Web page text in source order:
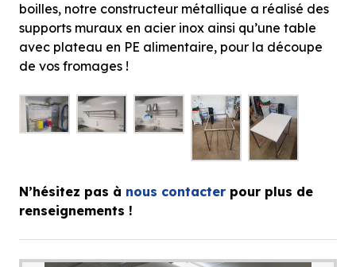
boilles, notre constructeur métallique a réalisé des
supports muraux en acier inox ainsi qu’une table
avec plateau en PE alimentaire, pour la découpe
de vos fromages !
N’hésitez pas à nous contacter pour plus de
renseignements !